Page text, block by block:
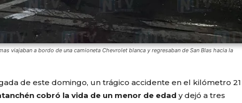
viajaban a bordo de una camioneta Chevrolet blanca y regresaban de San Blas hacia la
de este domingo, un trágico accidente en el kilómetro 21
cobró la vida de un menor de edad y dejó a tres